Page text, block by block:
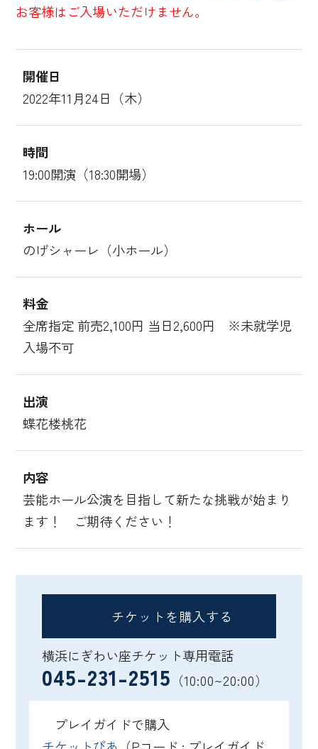
お客様はご入場いただけません。
開催日
2022年11月24日（木）
時間
19:00開演（18:30開場）
ホール
のげシャーレ（小ホール）
料金
全席指定 前売2,100円 当日2,600円 ※未就学児
入場不可
出演
蝶花楼桃花
内容
芸能ホール公演を目指して新たな挑戦が始まり
ます！ ご期待ください！
チケットを購入する
横浜にぎわい座チケット専用電話
045-231-2515 （10:00~20:00）
プレイガイドで購入